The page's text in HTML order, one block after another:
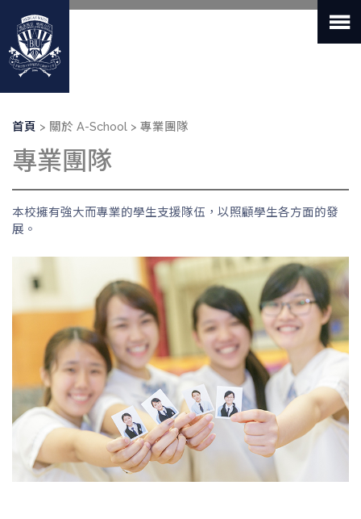
內
導
連
結
首頁 關於 A-School 專業團隊
專業團隊
本校擁有強大而專業的學生支援隊伍，以照顧學生各方面的發
展。